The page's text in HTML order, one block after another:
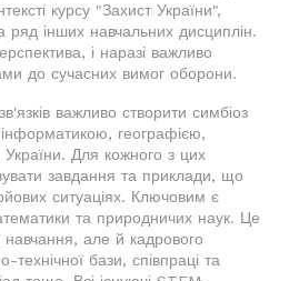
курсу "Захист України",
ряд інших навчальних дисциплін.
і наразі важливо
до сучасних вимог оборони.
важливо створити симбіоз
географією,
Для кожного з цих
завдання та приклади, що
ситуаціях. Ключовим є
та природничих наук. Це
але й кадрового
технічної бази, співпраці та